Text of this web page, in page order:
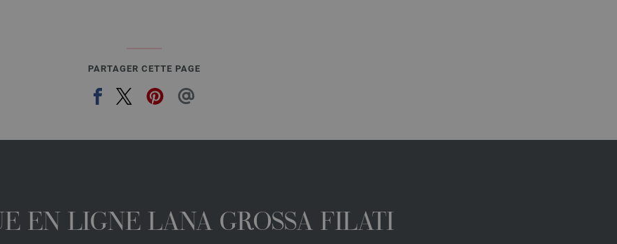
PARTAGER CETTE PAGE
EN LIGNE LANA GROSSA FILATI